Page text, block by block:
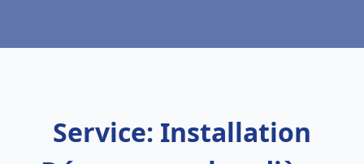
Service: Installation